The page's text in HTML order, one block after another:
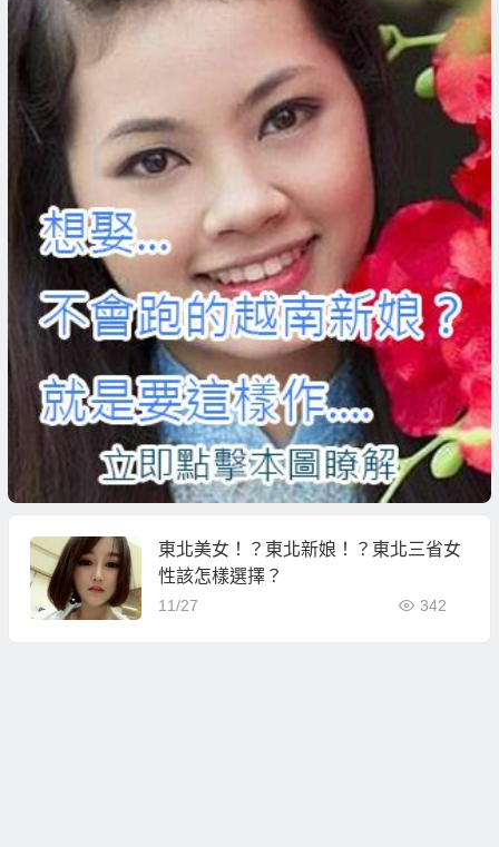
東北美女！？東北新娘！？東北三省女
性該怎樣選擇？
11/27 342